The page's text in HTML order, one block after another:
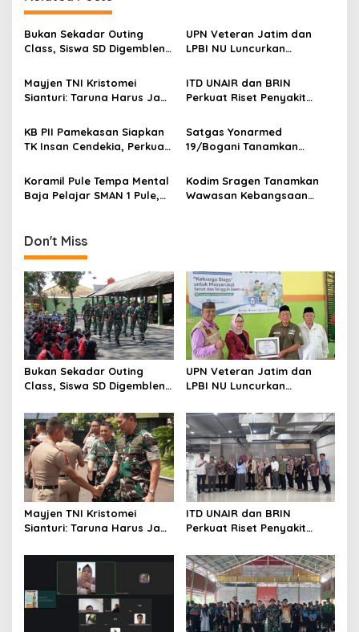
a
v
i
g
a
t
i
o
n
Bukan Sekadar Outing
Class, Siswa SD Digembleng
UPN Veteran Jatim dan
LPBI NU Luncurkan
Ketangguhan Bencana
Mayjen TNI Kristomei
Sianturi: Taruna Harus Jadi
ITD UNAIR dan BRIN
Perkuat Riset Penyakit
Kesehatan Nasional
KB PII Pamekasan Siapkan
TK Insan Cendekia, Perkuat
Bangsa Sejak Dini
Satgas Yonarmed
19/Bogani Tanamkan
Perbatasan
Koramil Pule Tempa Mental
Baja Pelajar SMAN 1 Pule,
Karakter
Kodim Sragen Tanamkan
Wawasan Kebangsaan
Don't Miss
Bukan Sekadar Outing
Class, Siswa SD Digembleng
UPN Veteran Jatim dan
LPBI NU Luncurkan
Ketangguhan Bencana
Mayjen TNI Kristomei
Sianturi: Taruna Harus Jadi
ITD UNAIR dan BRIN
Perkuat Riset Penyakit
Kesehatan Nasional